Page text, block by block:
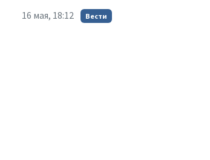
16 мая, 18:12 Вести